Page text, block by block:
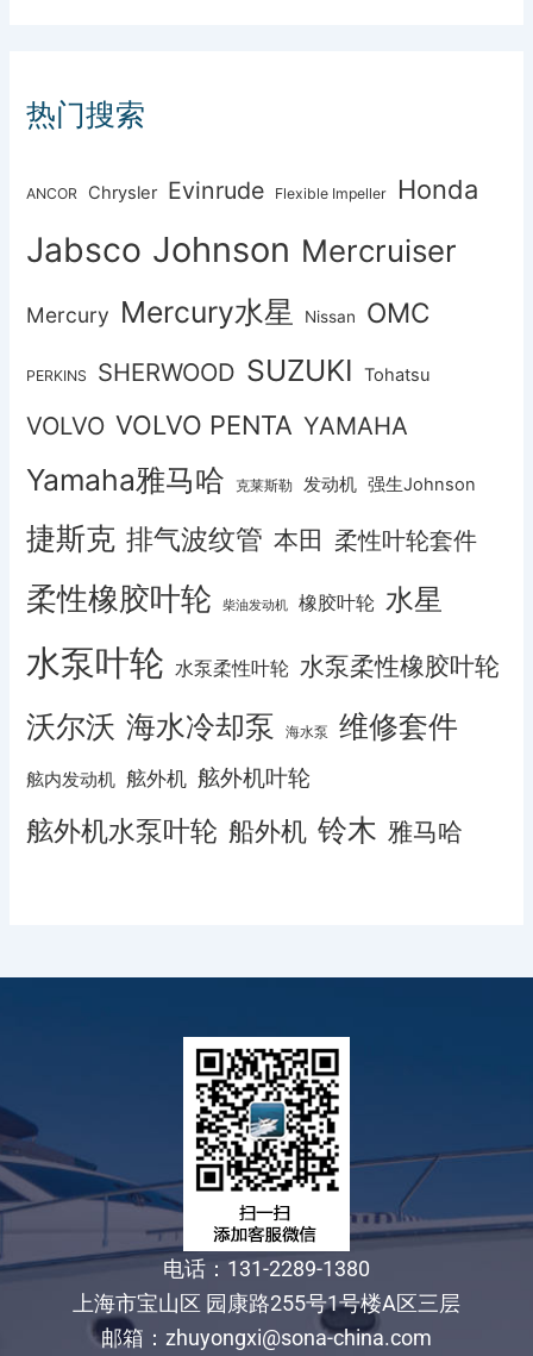
热门搜索
ANCOR Chrysler Evinrude Flexible Impeller Honda
Jabsco Johnson Mercruiser
Mercury Mercury水星 Nissan OMC
PERKINS SHERWOOD SUZUKI Tohatsu
VOLVO VOLVO PENTA YAMAHA
Yamaha雅马哈 克莱斯勒 发动机 强生Johnson
捷斯克 排气波纹管 本田 柔性叶轮套件
柔性橡胶叶轮 柴油发动机 橡胶叶轮 水星
水泵叶轮 水泵柔性叶轮 水泵柔性橡胶叶轮
沃尔沃 海水冷却泵 海水泵 维修套件
舷内发动机 舷外机 舷外机叶轮
舷外机水泵叶轮 船外机 铃木 雅马哈
电话：131-2289-1380
上海市宝山区 园康路255号1号楼A区三层
邮箱：zhuyongxi@sona-china.com